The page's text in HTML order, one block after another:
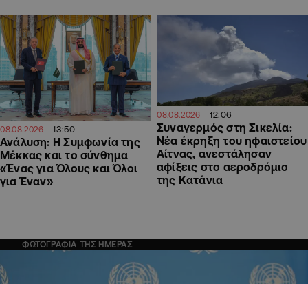
08.08.2026 13:50
Ανάλυση: Η Συμφωνία της
Μέκκας και το σύνθημα
«Ένας για Όλους και Όλοι
για Έναν»
08.08.2026 12:06
Συναγερμός στη Σικελία:
Νέα έκρηξη του ηφαιστείου
Αίτνας, ανεστάλησαν
αφίξεις στο αεροδρόμιο
της Κατάνια
ΦΩΤΟΓΡΑΦΙΑ ΤΗΣ ΗΜΕΡΑΣ